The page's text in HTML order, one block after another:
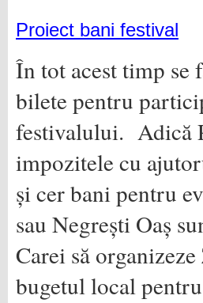
Proiect bani festival
În tot acest timp se
bilete pentru
festivalului. Adică
impozitele cu
și cer bani pentru
sau Negrești Oaș
Carei să
bugetul local